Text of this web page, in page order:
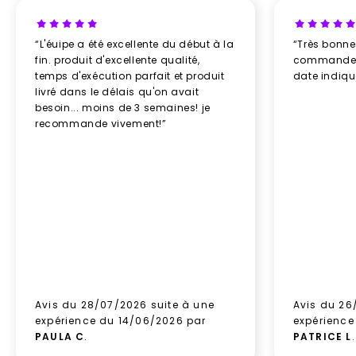
renvoient une image positive de votre marque,
veillez à ce qu’il soit de qualité. Newcom peut vous
aider à choisir des porte-clés publicitaires de qualité
parmi les modèles disponibles en boutique. Nous
pouvons également les confectionner sur-mesure, à
prix compétitif ;
Le porte-clef est un objet promotionnel que tout le
monde est amené à utiliser au quotidien. Il peut être
“L'éuipe a été excellente du début à la
fin. produit d'excellente qualité,
temps d'exécution parfait et produit
livré dans le délais qu'on avait
besoin... moins de 3 semaines! je
recommande vivement!”
Avis du 28/07/2026 suite à une
expérience du 14/06/2026 par
PAULA C.
“Très
date
Avis du
PATRICE L.